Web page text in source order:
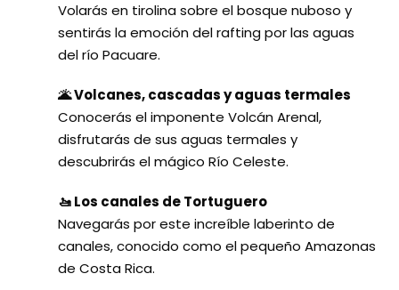
Volarás en tirolina sobre el bosque nuboso y
sentirás la emoción del rafting por las aguas
del río Pacuare.
🌋 Volcanes, cascadas y aguas termales
Conocerás el imponente Volcán Arenal,
disfrutarás de sus aguas termales y
descubrirás el mágico Río Celeste.
🚤 Los canales de Tortuguero
Navegarás por este increíble laberinto de
canales, conocido como el pequeño Amazonas
de Costa Rica.